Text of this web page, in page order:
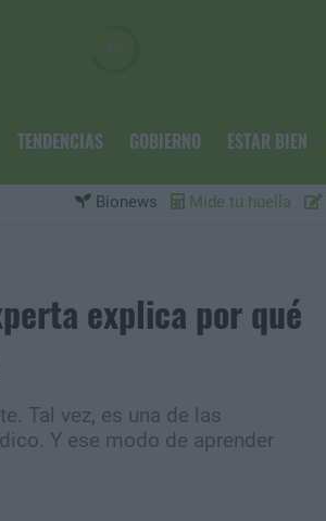
TENDENCIAS GOBIERNO ESTAR BIEN
Bionews Mide tu huella
explica por qué
Tal vez, es una de las
Y ese modo de aprender